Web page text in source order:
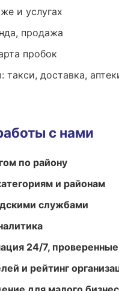
и услугах
продажа
пробок
доставка,
с нами
по району
и районам
службами
24/7,
и рейтинг